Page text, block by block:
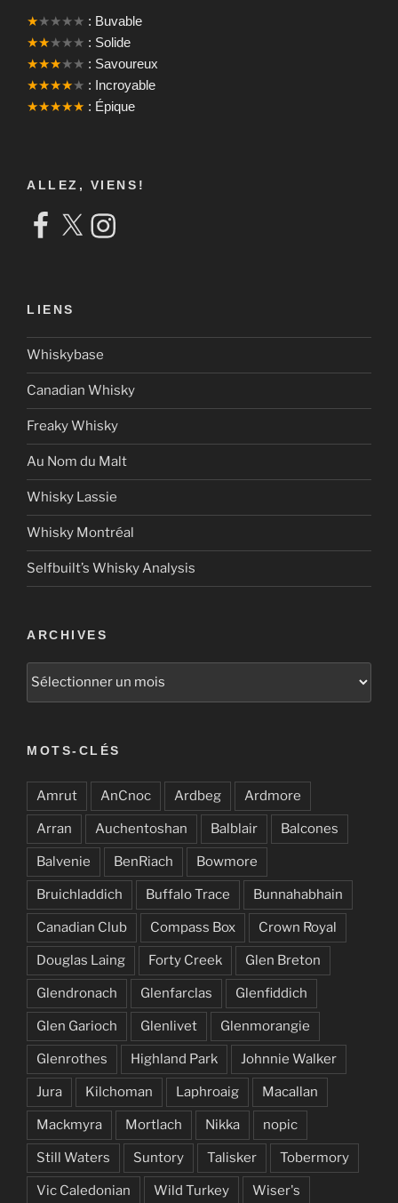
★★★★★ : Buvable
★★★★★ : Solide
★★★★★ : Savoureux
★★★★★ : Incroyable
★★★★★ : Épique
ALLEZ, VIENS!
Facebook
X Instagram
LIENS
Whiskybase
Canadian Whisky
Freaky Whisky
Au Nom du Malt
Whisky Lassie
Whisky Montréal
Selfbuilt’s Whisky Analysis
ARCHIVES
Archives
MOTS-CLÉS
Amrut AnCnoc Ardbeg Ardmore
Arran Auchentoshan Balblair Balcones
Balvenie BenRiach Bowmore
Bruichladdich Buffalo Trace Bunnahabhain
Canadian Club Compass Box Crown Royal
Douglas Laing Forty Creek Glen Breton
Glendronach Glenfarclas Glenfiddich
Glen Garioch Glenlivet Glenmorangie
Glenrothes Highland Park Johnnie Walker
Jura Kilchoman Laphroaig Macallan
Mackmyra Mortlach Nikka nopic
Still Waters Suntory Talisker Tobermory
Vic Caledonian Wild Turkey Wiser's